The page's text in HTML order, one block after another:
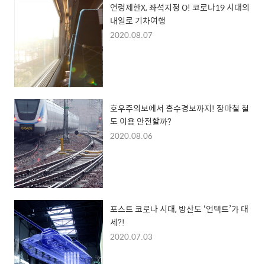
연령제한X, 좌석지정 O! 코로나19 시대의
내일로 기차여행
2020.08.07
호우주의보에서 홍수경보까지! 장마철 철
도 이용 안전할까?
2020.08.06
포스트 코로나 시대, 방산도 ‘언택트’가 대
세?!
2020.07.03